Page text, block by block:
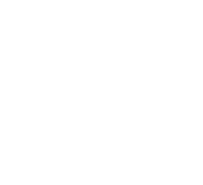
Liga si